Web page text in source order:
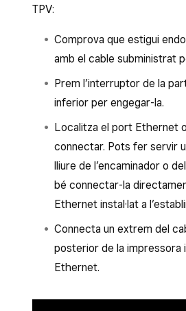
TPV:
Comprova que estigui
amb el cable subministrat
Prem l’interruptor de la
inferior per engegar-la.
Localitza el port Ethernet
connectar. Pots fer servir
lliure de l’encaminador o
bé connectar-la
Ethernet instal·lat a
Connecta un extrem del
posterior de la impressora
Ethernet.